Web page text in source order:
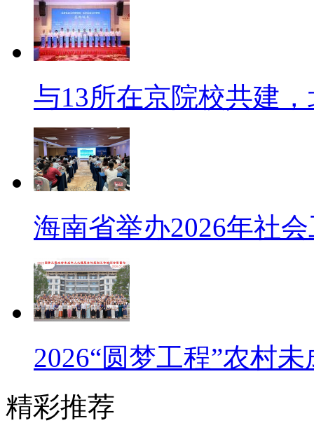
与13所在京院校共建
海南省举办2026年社
2026“圆梦工程”农村
精彩推荐